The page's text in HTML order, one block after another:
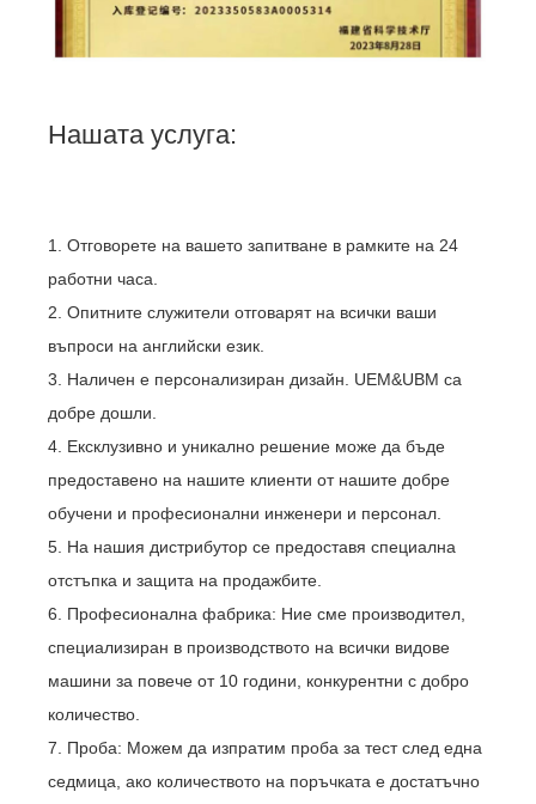
Нашата услуга:
1. Отговорете на вашето запитване в рамките на 24
работни часа.
2. Опитните служители отговарят на всички ваши
въпроси на английски език.
3. Наличен е персонализиран дизайн. UEM&UBM са
добре дошли.
4. Ексклузивно и уникално решение може да бъде
предоставено на нашите клиенти от нашите добре
обучени и професионални инженери и персонал.
5. На нашия дистрибутор се предоставя специална
отстъпка и защита на продажбите.
6. Професионална фабрика: Ние сме производител,
специализиран в производството на всички видове
машини за повече от 10 години, конкурентни с добро
количество.
7. Проба: Можем да изпратим проба за тест след една
седмица, ако количеството на поръчката е достатъчно